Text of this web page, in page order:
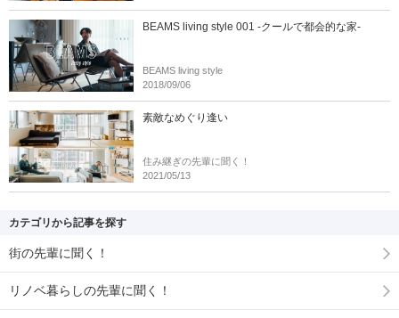
BEAMS living style 001 -クールで都会的な家-
BEAMS living style
2018/09/06
素敵なめぐり逢い
住み継ぎの先輩に聞く！
2021/05/13
カテゴリから記事を探す
街の先輩に聞く！
リノベ暮らしの先輩に聞く！